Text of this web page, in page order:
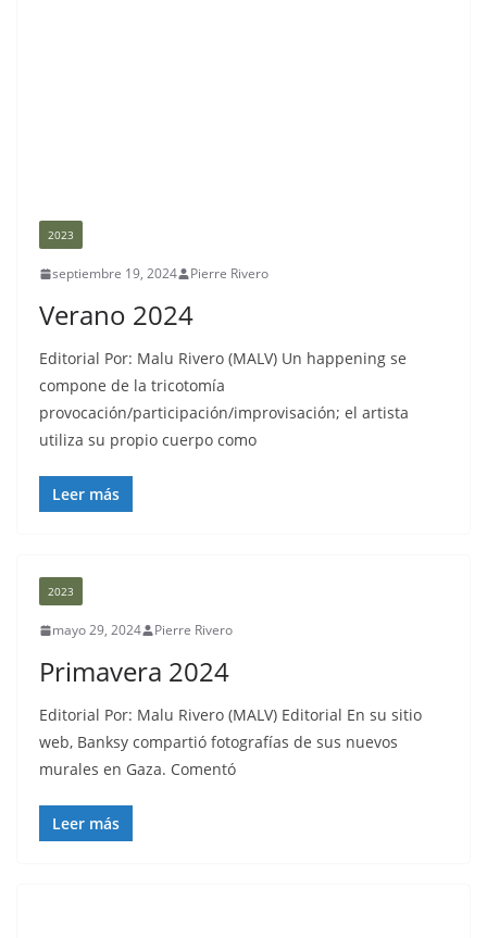
2023
septiembre 19, 2024 Pierre Rivero
Verano 2024
Editorial Por: Malu Rivero (MALV) Un happening se
compone de la tricotomía
provocación/participación/improvisación; el artista
utiliza su propio cuerpo como
Leer más
2023
mayo 29, 2024 Pierre Rivero
Primavera 2024
Editorial Por: Malu Rivero (MALV) Editorial En su sitio
web, Banksy compartió fotografías de sus nuevos
murales en Gaza. Comentó
Leer más